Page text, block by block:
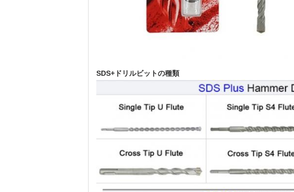
SDS+ドリルビットの種類